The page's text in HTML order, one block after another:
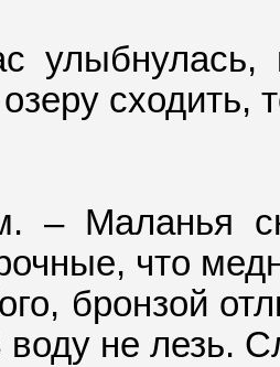
улыбнулась,
– Маланья
что
бронзой
воду не лезь.